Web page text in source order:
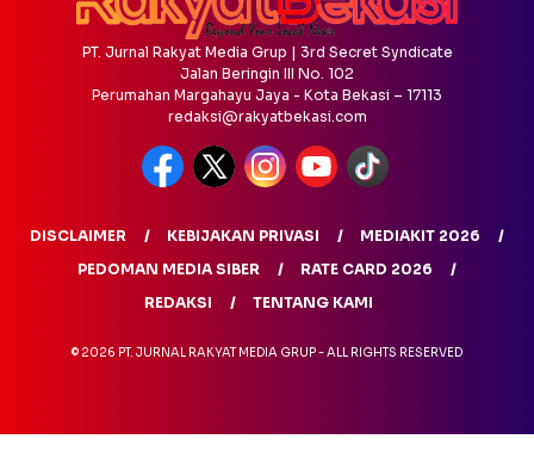
PT. Jurnal Rakyat Media Grup | 3rd Secret Syndicate
Jalan Beringin III No. 102
Perumahan Margahayu Jaya - Kota Bekasi – 17113
redaksi@rakyatbekasi.com
DISCLAIMER KEBIJAKAN PRIVASI
MEDIAKIT 2026
PEDOMAN MEDIA SIBER
RATE CARD 2026
REDAKSI
TENTANG KAMI
© 2026 PT. JURNAL RAKYAT MEDIA GRUP - ALL RIGHTS RESERVED